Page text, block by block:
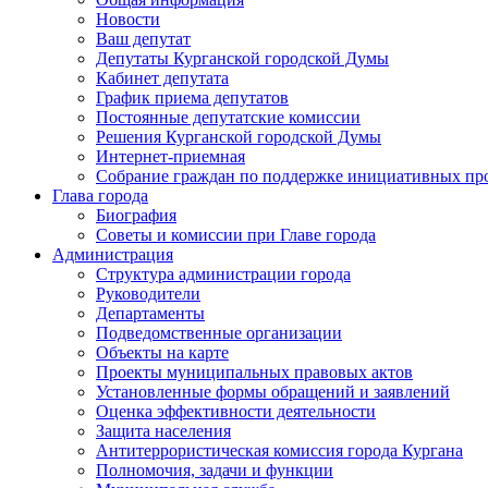
Новости
Ваш депутат
Депутаты Курганской городской Думы
Кабинет депутата
График приема депутатов
Постоянные депутатские комиссии
Решения Курганской городской Думы
Интернет-приемная
Собрание граждан по поддержке инициативных
Глава города
Биография
Советы и комиссии при Главе города
Администрация
Структура администрации города
Руководители
Департаменты
Подведомственные организации
Объекты на карте
Проекты муниципальных правовых актов
Установленные формы обращений и заявлений
Оценка эффективности деятельности
Защита населения
Антитеррористическая комиссия города Кургана
Полномочия, задачи и функции